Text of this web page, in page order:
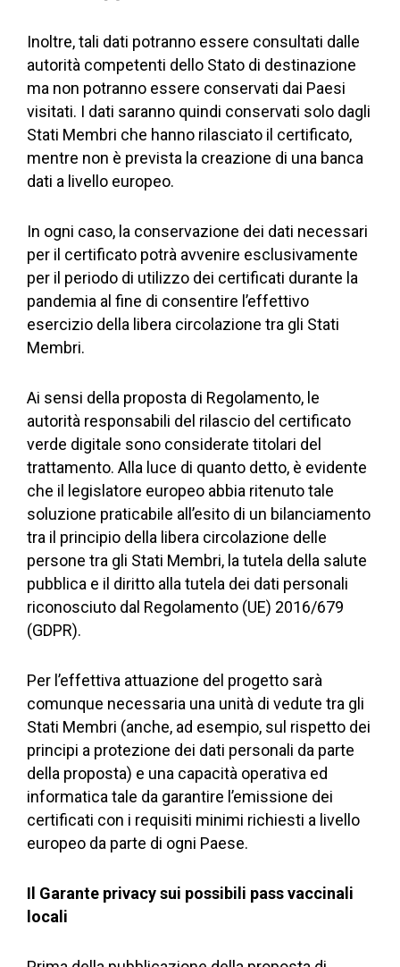
Inoltre, tali dati potranno essere consultati dalle
autorità competenti dello Stato di destinazione
ma non potranno essere conservati dai Paesi
visitati. I dati saranno quindi conservati solo dagli
Stati Membri che hanno rilasciato il certificato,
mentre non è prevista la creazione di una banca
dati a livello europeo.
In ogni caso, la conservazione dei dati necessari
per il certificato potrà avvenire esclusivamente
per il periodo di utilizzo dei certificati durante la
pandemia al fine di consentire l’effettivo
esercizio della libera circolazione tra gli Stati
Membri.
Ai sensi della proposta di Regolamento, le
autorità responsabili del rilascio del certificato
verde digitale sono considerate titolari del
trattamento. Alla luce di quanto detto, è evidente
che il legislatore europeo abbia ritenuto tale
soluzione praticabile all’esito di un bilanciamento
tra il principio della libera circolazione delle
persone tra gli Stati Membri, la tutela della salute
pubblica e il diritto alla tutela dei dati personali
riconosciuto dal Regolamento (UE) 2016/679
(GDPR).
Per l’effettiva attuazione del progetto sarà
comunque necessaria una unità di vedute tra gli
Stati Membri (anche, ad esempio, sul rispetto dei
principi a protezione dei dati personali da parte
della proposta) e una capacità operativa ed
informatica tale da garantire l’emissione dei
certificati con i requisiti minimi richiesti a livello
europeo da parte di ogni Paese.
Il Garante privacy sui possibili pass vaccinali
locali